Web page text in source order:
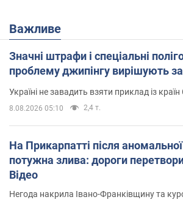
Важливе
Значні штрафи і спеціальні
проблему джипінгу вирішують
Україні не завадить взяти приклад із
8.08.2026 05:10 2,4 т.
На Прикарпатті після
потужна злива: дороги
Відео
Негода накрила Івано-Франківщину та